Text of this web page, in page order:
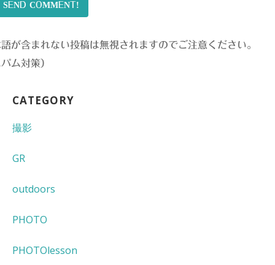
SEND COMMENT!
が含まれない投稿は無視されますのでご注意ください。
ム対策）
CATEGORY
撮影
GR
outdoors
PHOTO
PHOTOlesson